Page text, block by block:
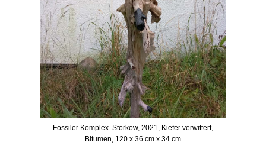
Fossiler Komplex. Storkow, 2021, Kiefer verwittert,
Bitumen, 120 x 36 cm x 34 cm